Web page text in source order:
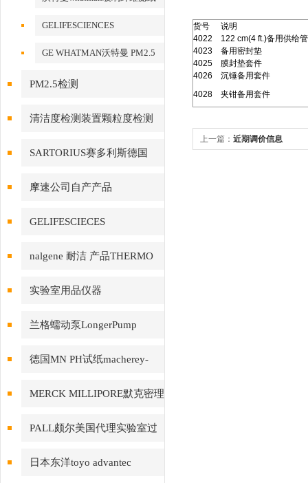
GELIFESCIENCES
WHATMAN 转印记膜杂交膜
GE WHATMAN沃特曼 PM2.5
PM2.5检测
清洁度检测装置颗粒度检测
SARTORIUS赛多利斯德国
摩速公司自产产品
GELIFESCIECES
nalgene 耐洁 产品THERMO
赛默飞
实验室用品仪器
兰格蠕动泵LongerPump
德国MN PH试纸macherey-
MERCK MILLIPORE默克密理
PALL颇尔美国代理实验室过
滤产品
日本东洋toyo advantec
货号
说明
4022
122 cm(4 ft.)备用供给管
4023
备用密封垫
4025
膜封垫套件
4026
沉锤备用套件
4028
夹钳备用套件
上一篇： 近期调价信息